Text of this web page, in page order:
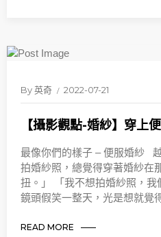
By英奇 2022-07-21
【攝影觀點-婚紗】穿上
最像你們的樣子 – 便服婚紗
拍婚紗照，總覺得穿著婚紗在
扭。」 「我不想拍婚紗照，
鏡頭假笑一整天，光是想就覺
READ MORE